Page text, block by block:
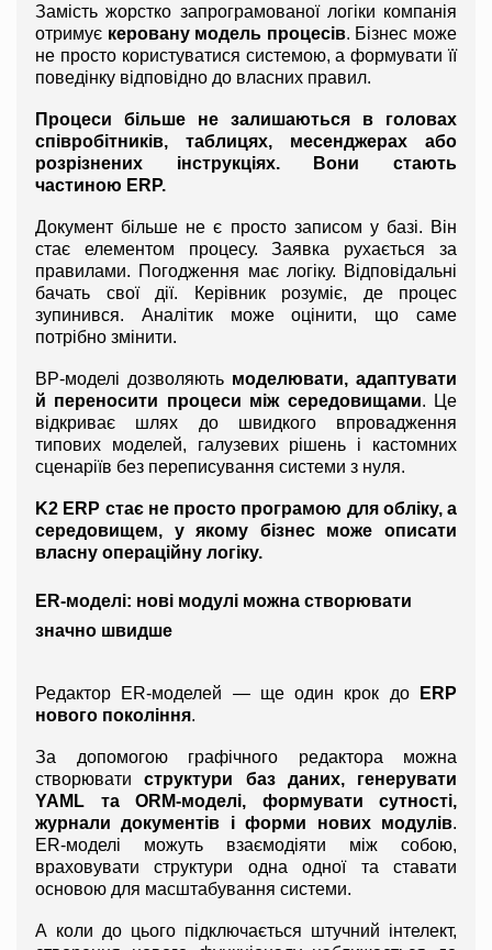
Замість жорстко запрограмованої логіки компанія
отримує керовану модель процесів. Бізнес може
не просто користуватися системою, а формувати її
поведінку відповідно до власних правил.
Процеси більше не залишаються в головах
співробітників, таблицях, месенджерах або
розрізнених інструкціях. Вони стають
частиною ERP.
Документ більше не є просто записом у базі. Він
стає елементом процесу. Заявка рухається за
правилами. Погодження має логіку. Відповідальні
бачать свої дії. Керівник розуміє, де процес
зупинився. Аналітик може оцінити, що саме
потрібно змінити.
BP-моделі дозволяють моделювати, адаптувати
й переносити процеси між середовищами. Це
відкриває шлях до швидкого впровадження
типових моделей, галузевих рішень і кастомних
сценаріїв без переписування системи з нуля.
K2 ERP стає не просто програмою для обліку, а
середовищем, у якому бізнес може описати
власну операційну логіку.
ER-моделі: нові модулі можна створювати
значно швидше
Редактор ER-моделей — ще один крок до
ERP
нового покоління.
За допомогою графічного редактора можна
створювати структури баз даних, генерувати
YAML та ORM-моделі, формувати сутності,
журнали документів і форми нових модулів.
ER-моделі можуть взаємодіяти між собою,
враховувати структури одна одної та ставати
основою для масштабування системи.
А коли до цього підключається штучний інтелект,